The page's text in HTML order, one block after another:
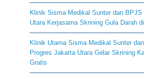
Klinik Sisma Medikal Sunter dan BPJS
Utara Kerjasama Skrining Gula Darah
Klinik Utama Sisma Medikal Sunter
Progres Jakarta Utara Gelar Skrining
Gratis